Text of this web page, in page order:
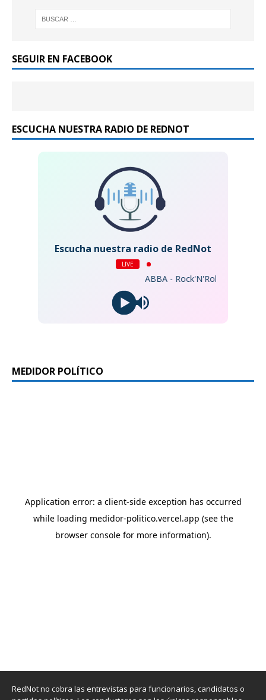
SEGUIR EN FACEBOOK
ESCUCHA NUESTRA RADIO DE REDNOT
Escucha nuestra radio de RedNot
LIVE
ABBA - Rock'N'Roll Band
MEDIDOR POLÍTICO
RedNot no cobra las entrevistas para funcionarios, candidatos o